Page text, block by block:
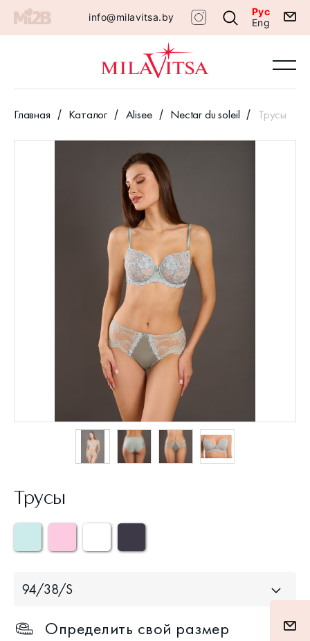
info@milavitsa.by
Рус
Eng
Главная Каталог Alisee Nectar du soleil Трусы
Трусы
94/38/S
Определить свой размер